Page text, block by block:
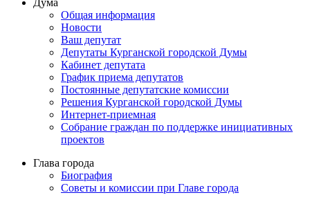
Общая информация
Новости
Ваш депутат
Депутаты Курганской городской Думы
Кабинет депутата
График приема депутатов
Постоянные депутатские комиссии
Решения Курганской городской Думы
Интернет-приемная
Собрание граждан по поддержке инициативных
проектов
Глава города
Биография
Советы и комиссии при Главе города